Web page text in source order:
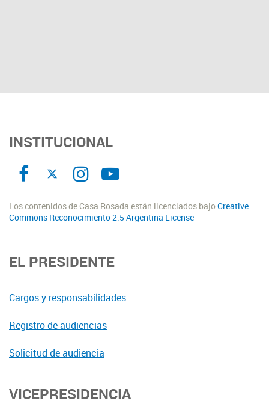
INSTITUCIONAL
Los contenidos de Casa Rosada están licenciados bajoCreative
Commons Reconocimiento 2.5 Argentina License
EL PRESIDENTE
Cargos y responsabilidades
Registro de audiencias
Solicitud de audiencia
VICEPRESIDENCIA